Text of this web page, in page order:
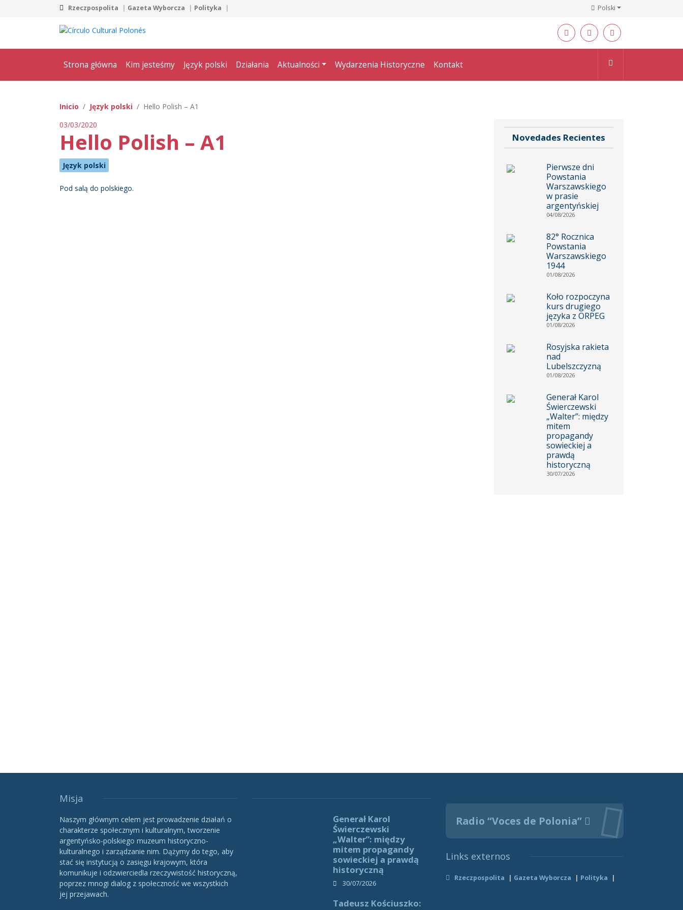
Rzeczpospolita Gazeta Wyborcza Polityka Polski
Strona główna Kim jesteśmy Język polski Działania Aktualności Wydarzenia Historyczne Kontakt
Inicio Język polski
Hello Polish – A1
03/03/2020
Hello Polish – A1
Język polski
Pod salą do polskiego.
Novedades Recientes
Pierwsze dni
Powstania
Warszawskiego
w prasie
argentyńskiej
04/08/2026
82° Rocznica
Powstania
Warszawskiego
1944
01/08/2026
Koło rozpoczyna
kurs drugiego
języka z ORPEG
01/08/2026
Rosyjska rakieta
nad
Lubelszczyzną
01/08/2026
Generał Karol
Świerczewski
„Walter”: między
mitem
propagandy
sowieckiej a
prawdą
historyczną
30/07/2026
Misja
Naszym głównym celem jest prowadzenie działań o
charakterze społecznym i kulturalnym, tworzenie
argentyńsko-polskiego muzeum historyczno-
kulturalnego i zarządzanie nim. Dążymy do tego, aby
stać się instytucją o zasięgu krajowym, która
komunikuje i odzwierciedla rzeczywistość historyczną,
poprzez mnogi dialog z społeczność we wszystkich
jej przejawach.
Generał Karol
Świerczewski
„Walter”: między
mitem propagandy
sowieckiej a prawdą
historyczną
30/07/2026
Tadeusz Kościuszko:
Radio “Voces de Polonia”
Links externos
Rzeczpospolita Gazeta Wyborcza Polityka